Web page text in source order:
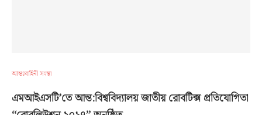
আন্তঃবাহিনী সংস্থা
এমআইএসটি’তে আন্ত:বিশ্ববিদ্যালয় জাতীয় রোবটিক্স প্রতিযোগিতা